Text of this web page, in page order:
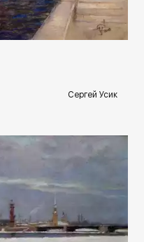
Сергей Усик
rakovgallery.ru